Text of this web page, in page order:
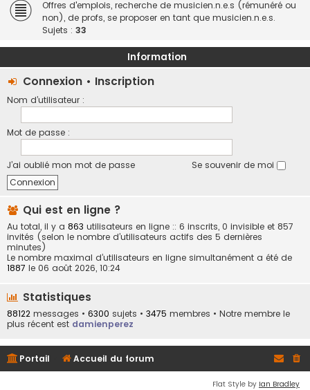
Offres d'emplois, recherche de musicien.n.e.s (rémunéré ou
non), de profs, se proposer en tant que musicien.n.e.s.
Sujets : 33
Information
Connexion • Inscription
Nom d’utilisateur :
Mot de passe :
J’ai oublié mon mot de passe Se souvenir de moi
Qui est en ligne ?
Au total, il y a 863 utilisateurs en ligne :: 6 inscrits, 0 invisible et 857
invités (selon le nombre d’utilisateurs actifs des 5 dernières
minutes)
Le nombre maximal d’utilisateurs en ligne simultanément a été de
1887 le 06 août 2026, 10:24
Statistiques
88122 messages • 6300 sujets • 3475 membres • Notre membre le
plus récent est damienperez
Portail Accueil du forum
Flat Style by Ian Bradley